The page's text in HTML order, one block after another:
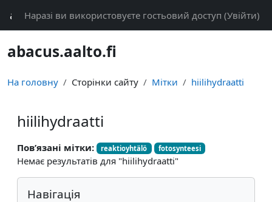
abacusНаразі ви використовуєте гостьовий доступ (Увійти)
abacus.aalto.fi
На головну Сторінки сайту Мітки hiilihydraatti
hiilihydraatti
Пов’язані мітки: reaktioyhtälö fotosynteesi
Немає результатів для "hiilihydraatti"
Блоки
Пропустити Навігація
Навігація